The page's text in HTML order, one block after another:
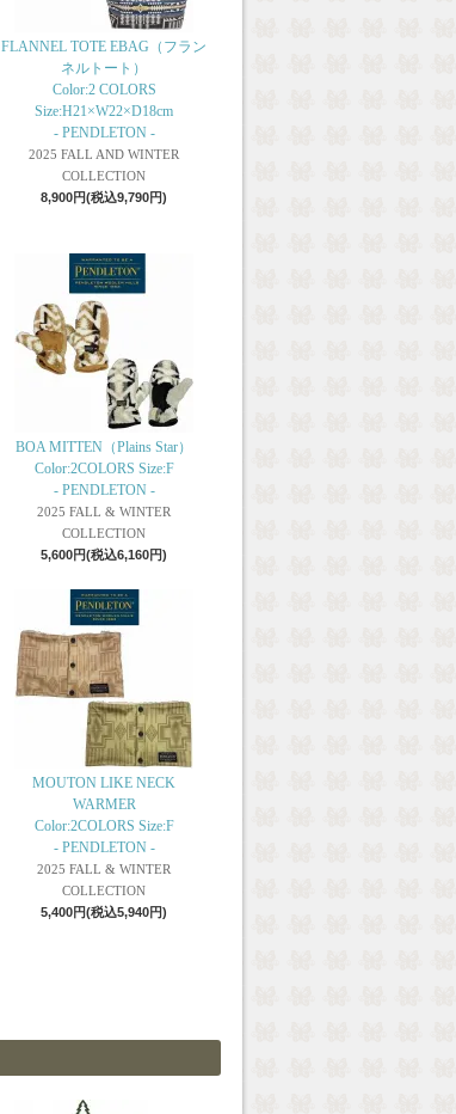
FLANNEL TOTE EBAG（フラン
ネルトート）
Color:2 COLORS
Size:H21×W22×D18cm
- PENDLETON -
2025 FALL AND WINTER
COLLECTION
8,900円(税込9,790円)
BOA MITTEN（Plains Star）
Color:2COLORS Size:F
- PENDLETON -
2025 FALL & WINTER
COLLECTION
5,600円(税込6,160円)
MOUTON LIKE NECK
WARMER
Color:2COLORS Size:F
- PENDLETON -
2025 FALL & WINTER
COLLECTION
5,400円(税込5,940円)